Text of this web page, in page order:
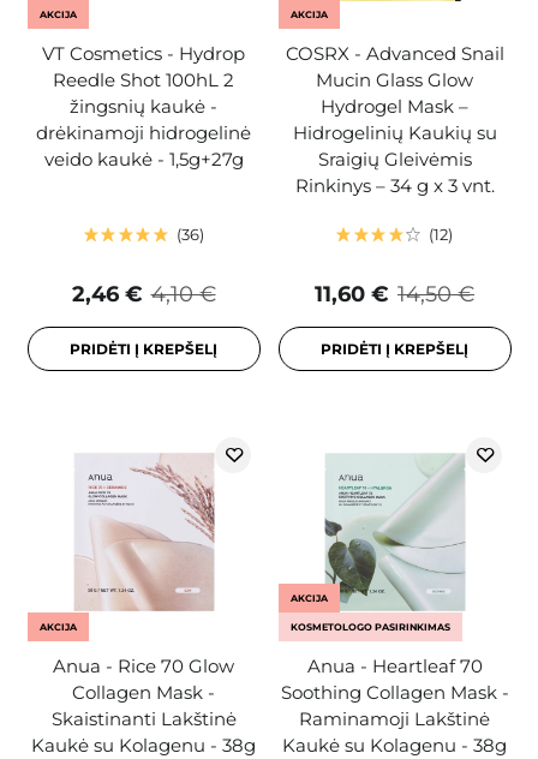
AKCIJA
VT Cosmetics - Hydrop
Reedle Shot 100hL 2
žingsnių kaukė -
drėkinamoji hidrogelinė
veido kaukė - 1,5g+27g
36
4,10 €
2,46 €
PRIDĖTI Į KREPŠELĮ
AKCIJA
COSRX - Advanced Snail
Mucin Glass Glow
Hydrogel Mask –
Hidrogelinių Kaukių su
Sraigių Gleivėmis
Rinkinys – 34 g x 3 vnt.
12
14,50 €
11,60 €
PRIDĖTI Į KREPŠELĮ
AKCIJA
Anua - Rice 70 Glow
Collagen Mask -
Skaistinanti Lakštinė
Kaukė su Kolagenu - 38g
AKCIJA
KOSMETOLOGO PASIRINKIMAS
Anua - Heartleaf 70
Soothing Collagen Mask -
Raminamoji Lakštinė
Kaukė su Kolagenu - 38g